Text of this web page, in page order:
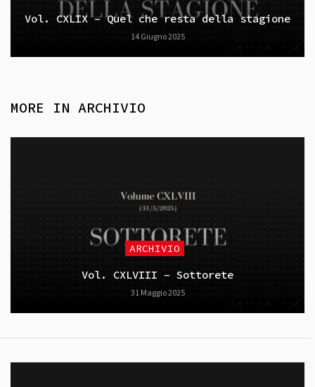
Vol. CXLIX – Quel che resta della stagione
14 Giugno 2025
MORE IN ARCHIVIO
ARCHIVIO
Vol. CXLVIII – Sottorete
31 Maggio 2025